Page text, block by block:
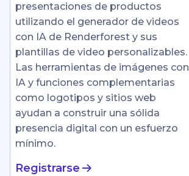
presentaciones de productos
utilizando el generador de videos
con IA de Renderforest y sus
plantillas de video personalizables.
Las herramientas de imágenes con
IA y funciones complementarias
como logotipos y sitios web
ayudan a construir una sólida
presencia digital con un esfuerzo
mínimo.
Registrarse